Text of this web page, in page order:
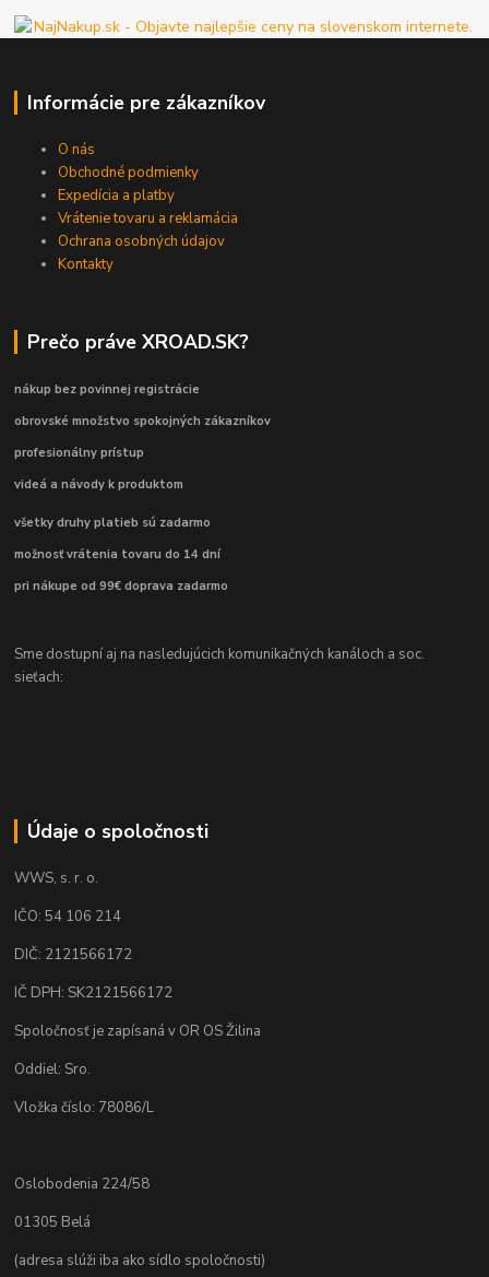
Informácie pre zákazníkov
O nás
Obchodné podmienky
Expedícia a platby
Vrátenie tovaru a reklamácia
Ochrana osobných údajov
Kontakty
Prečo práve XROAD.SK?
nákup bez povinnej registrácie
obrovské množstvo spokojných zákazníkov
profesionálny prístup
videá a návody k produktom
všetky druhy platieb sú zadarmo
možnosť vrátenia tovaru do 14 dní
pri nákupe od 99€ doprava zadarmo
Sme dostupní aj na nasledujúcich komunikačných kanáloch a soc.
sieťach:
Údaje o spoločnosti
WWS, s. r. o.
IČO: 54 106 214
DIČ: 2121566172
IČ DPH: SK2121566172
Spoločnosť je zapísaná v OR OS Žilina
Oddiel: Sro.
Vložka číslo: 78086/L
Oslobodenia 224/58
01305 Belá
(adresa slúži iba ako sídlo spoločnosti)